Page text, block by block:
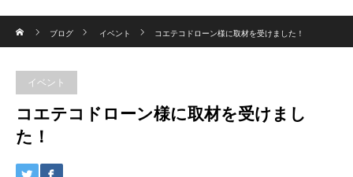
ブログ
イベント コエテコドローン様に取材を受けました！
イベント
コエテコドローン様に取材を受けまし
た！